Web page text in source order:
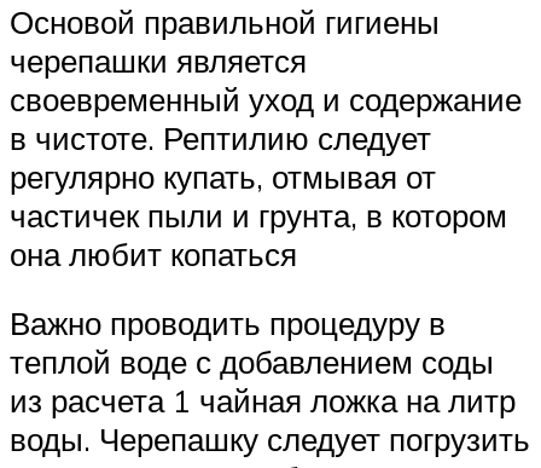
Основой правильной гигиены
черепашки является
своевременный уход и содержание
в чистоте. Рептилию следует
регулярно купать, отмывая от
частичек пыли и грунта, в котором
она любит копаться
Важно проводить процедуру в
теплой воде с добавлением соды
из расчета 1 чайная ложка на литр
воды. Черепашку следует погрузить